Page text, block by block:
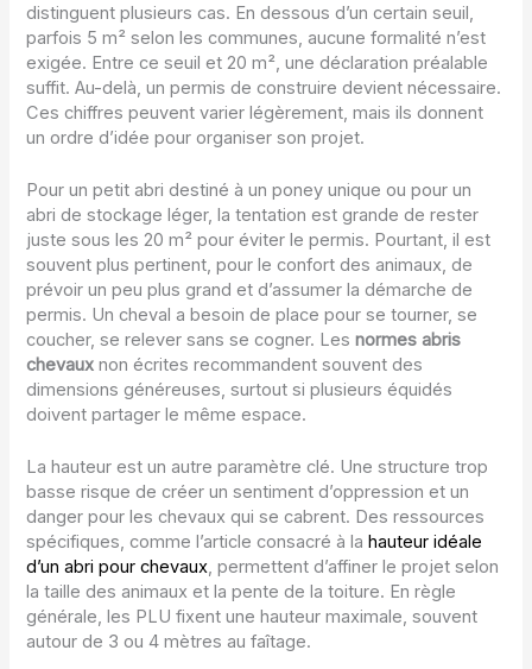
distinguent plusieurs cas. En dessous d’un certain seuil,
parfois 5 m² selon les communes, aucune formalité n’est
exigée. Entre ce seuil et 20 m², une déclaration préalable
suffit. Au-delà, un permis de construire devient nécessaire.
Ces chiffres peuvent varier légèrement, mais ils donnent
un ordre d’idée pour organiser son projet.
Pour un petit abri destiné à un poney unique ou pour un
abri de stockage léger, la tentation est grande de rester
juste sous les 20 m² pour éviter le permis. Pourtant, il est
souvent plus pertinent, pour le confort des animaux, de
prévoir un peu plus grand et d’assumer la démarche de
permis. Un cheval a besoin de place pour se tourner, se
coucher, se relever sans se cogner. Lesnormes abris
chevaux non écrites recommandent souvent des
dimensions généreuses, surtout si plusieurs équidés
doivent partager le même espace.
La hauteur est un autre paramètre clé. Une structure trop
basse risque de créer un sentiment d’oppression et un
danger pour les chevaux qui se cabrent. Des ressources
spécifiques, comme l’article consacré à la hauteur idéale
d’un abri pour chevaux, permettent d’affiner le projet selon
la taille des animaux et la pente de la toiture. En règle
générale, les PLU fixent une hauteur maximale, souvent
autour de 3 ou 4 mètres au faîtage.